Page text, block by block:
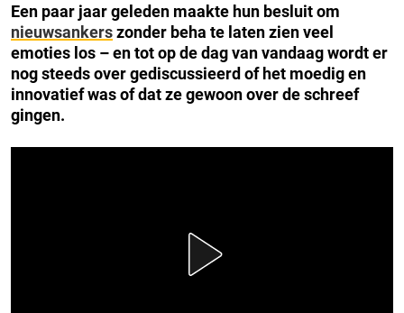
Een paar jaar geleden maakte hun besluit om
nieuwsankerszonder beha te laten zien veel
emoties los – en tot op de dag van vandaag wordt er
nog steeds over gediscussieerd of het moedig en
innovatief was of dat ze gewoon over de schreef
gingen.